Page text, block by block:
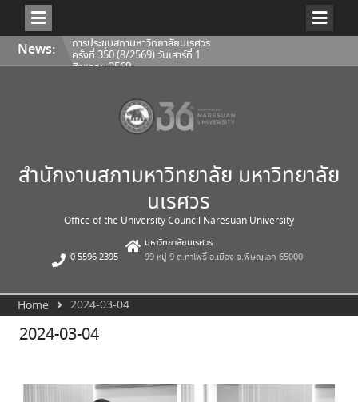
Skip
content
News: การประชุมสภามหาวิทยาลัยนเรศวร
ครั้งที่ 350 (8/2569) วันเสาร์ที่ 1
สิงหาคม 2569
สถาปัตยกรรมศาสตร์ ศิลปะและการ
ออกแบบ 1/2569
การประชุมคณะกรรมการติดตาม
ประเมินผลฯ ของคณบดีคณะโลจิ
สำนักงานสภามหาวิทยาลัย มหาวิทยาลัย
นเรศวร
Office of the University Council Naresuan University
0 5596 2395
มหาวิทยาลัยนเรศวร
99 หมู่ 9 ต.ท่าโพธิ์ อ.เมือง จ.พิษณุโลก 65000
Home 2024-03-04
2024-03-04